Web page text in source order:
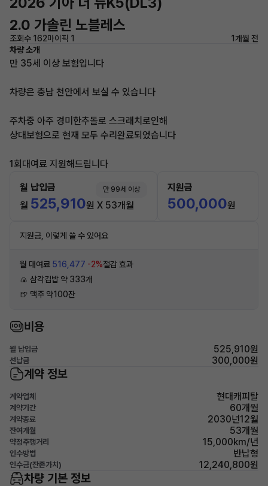
2.0 가솔린 노블레스
조회수 162마이픽 1
1개월 전
차량 소개
만 35세 이상 보험입니다
차량은 충남 천안에서 보실 수 있습니다
주차중 아주 경미한추돌로 스크래치로인해
상대보험으로 현재 모두 수리완료되었습니다
1회대여료 지원해드립니다
월 납입금 만 99세 이상
월 525,910원 X 53개월
지원금
500,000원
지원금, 이렇게 쓸 수 있어요
월 대여료 516,477 -2%절감 효과
🍙 삼각김밥 약 333개
🍺 맥주 약100잔
비용
월 납입금 525,910원
선납금 300,000원
계약 정보
계약업체 현대캐피탈
계약기간 60개월
계약종료 2030년12월
잔여개월 53개월
약정주행거리 15,000km/년
인수방법 반납형
인수금(잔존가치) 12,240,800원
차량 기본 정보